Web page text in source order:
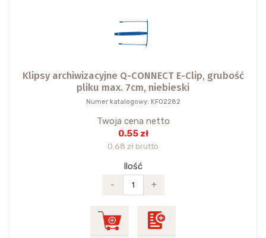
Klipsy archiwizacyjne Q-CONNECT E-Clip, grubość
pliku max. 7cm, niebieski
Numer katalogowy: KF02282
Twoja cena netto
0.55 zł
0.68 zł brutto
Ilość
-
+